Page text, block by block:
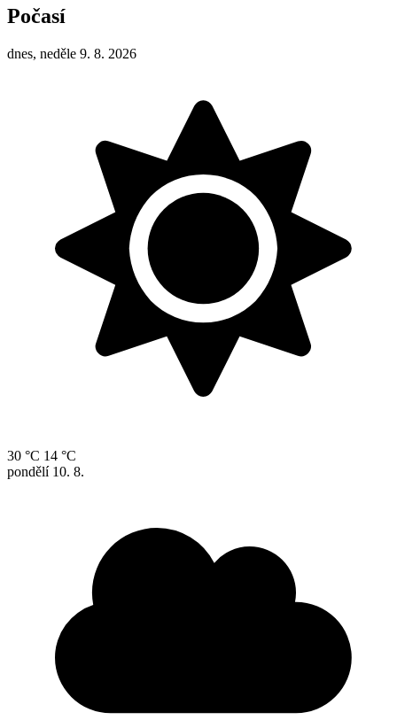
Počasí
dnes, neděle 9. 8. 2026
30 °C 14 °C
pondělí 10. 8.